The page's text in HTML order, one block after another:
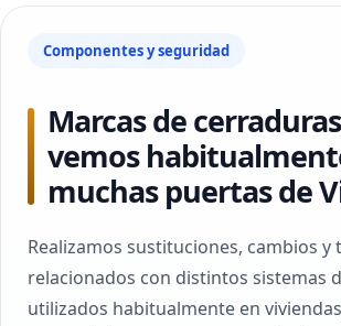
Componentes y seguridad
Marcas de
vemos
muchas puertas de
Realizamos sustituciones, cambios y
relacionados con distintos sistemas
utilizados habitualmente en